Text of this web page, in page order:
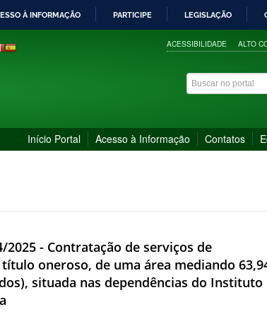
À INFORMAÇÃO PARTICIPE LEGISLAÇÃO
ACESSIBILIDADE ALTO
Início Portal Acesso à Informação Contatos
2025 - Contratação de serviços de
oneroso, de uma área mediando
situada nas dependências do Instituto